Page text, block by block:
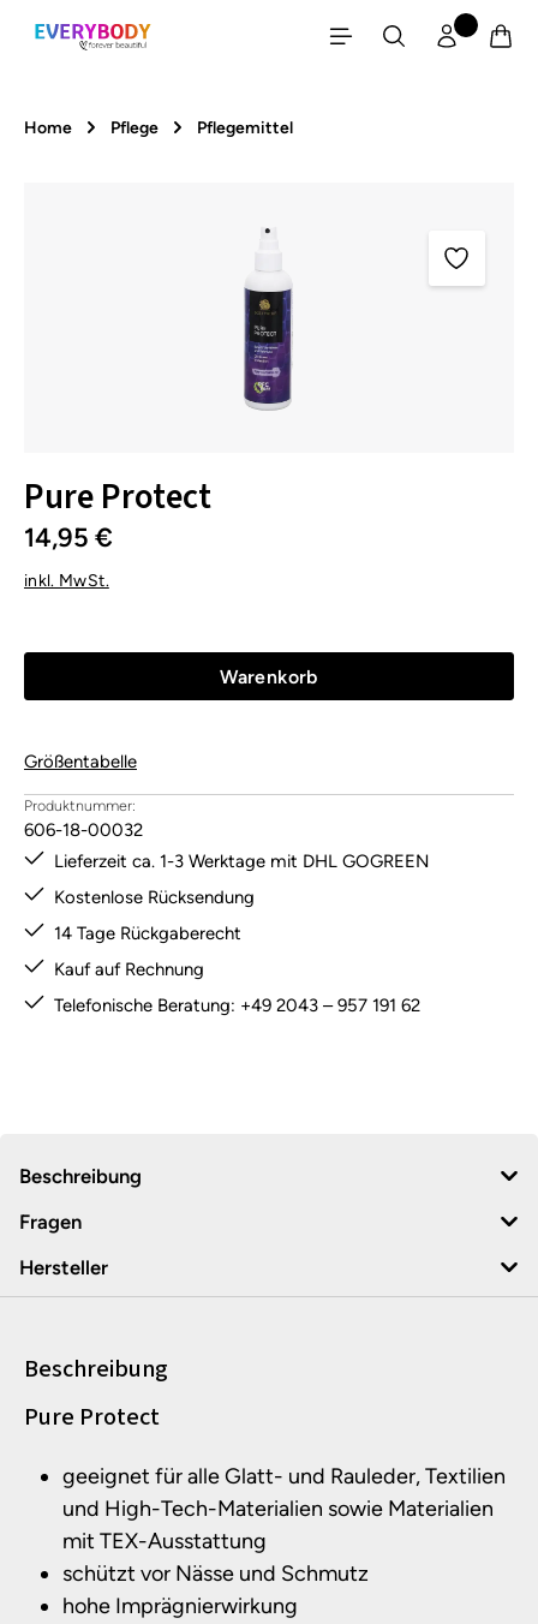
Zum Hauptinhalt springen
Home Pflege Pflegemittel
Pure Protect
14,95 €
inkl. MwSt.
Warenkorb
Größentabelle
Produktnummer:
606-18-00032
Lieferzeit ca. 1-3 Werktage mit DHL GOGREEN
Kostenlose Rücksendung
14 Tage Rückgaberecht
Kauf auf Rechnung
Telefonische Beratung: +49 2043 – 957 191 62
Beschreibung
Fragen
Hersteller
Beschreibung
Produktinformationen
Pure Protect
geeignet für alle Glatt- und Rauleder, Textilien
und High-Tech-Materialien sowie Materialien
mit TEX-Ausstattung
schützt vor Nässe und Schmutz
hohe Imprägnierwirkung